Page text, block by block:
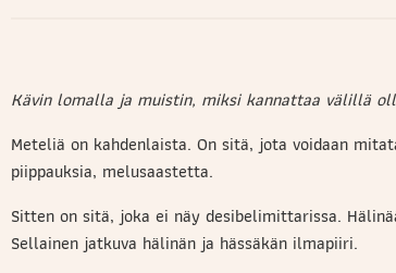
Kävin lomalla ja muistin, miksi kannattaa välillä
Meteliä on kahdenlaista. On sitä, jota voidaan
piippauksia, melusaastetta.
Sitten on sitä, joka ei näy desibelimittarissa.
Sellainen jatkuva hälinän ja hässäkän ilmapiiri.